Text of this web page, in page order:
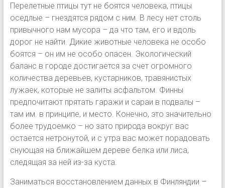
Перелетные птицы тут не боятся человека, птицы
оседлые – гнездятся рядом с ним. В лесу нет столь
привычного нам мусора – да что там, его и вдоль
дорог не найти. Дикие животные человека не особо
боятся – он им не особо опасен. Экологический
баланс в городе достигается за счет огромного
количества деревьев, кустарников, травянистых
лужаек, которые не залиты асфальтом. Финны
предпочитают прятать гаражи и сараи в подвалы –
там им. в принципе, и место. Конечно, это значительно
более трудоемко – но зато природа вокруг вас
остается нетронутой, и с утра вас может порадовать
снующая на ближайшем дереве белка или лиса,
следящая за ней из-за куста.
Заниматься восстановлением данных в Финляндии –